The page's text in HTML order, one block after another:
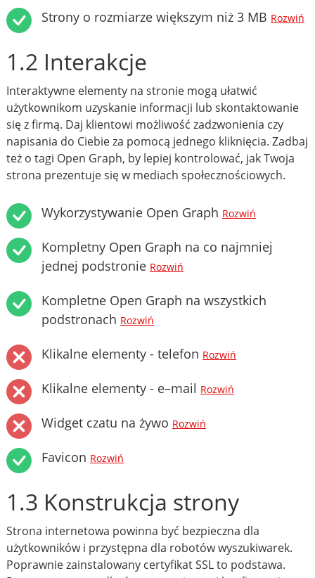
Strony o rozmiarze większym niż 3 MB Rozwiń
1.2 Interakcje
Interaktywne elementy na stronie mogą ułatwić
użytkownikom uzyskanie informacji lub skontaktowanie
się z firmą. Daj klientowi możliwość zadzwonienia czy
napisania do Ciebie za pomocą jednego kliknięcia. Zadbaj
też o tagi Open Graph, by lepiej kontrolować, jak Twoja
strona prezentuje się w mediach społecznościowych.
Wykorzystywanie Open Graph Rozwiń
Kompletny Open Graph na co najmniej
jednej podstronie Rozwiń
Kompletne Open Graph na wszystkich
podstronach Rozwiń
Klikalne elementy - telefon Rozwiń
Klikalne elementy - e–mail Rozwiń
Widget czatu na żywo Rozwiń
Favicon Rozwiń
1.3 Konstrukcja strony
Strona internetowa powinna być bezpieczna dla
użytkowników i przystępna dla robotów wyszukiwarek.
Poprawnie zainstalowany certyfikat SSL to podstawa.